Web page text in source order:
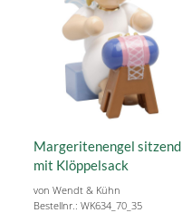
Margeritenengel sitzend
mit Klöppelsack
von Wendt & Kühn
Bestellnr.: WK634_70_35